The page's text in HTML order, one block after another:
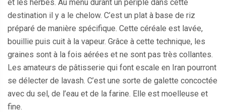
et les herbes. Au menu durant un périple dans cette
destination il y a le chelow. C’est un plat à base de riz
préparé de manière spécifique. Cette céréale est lavée,
bouillie puis cuit à la vapeur. Grâce à cette technique, les
graines sont à la fois aérées et ne sont pas très collantes.
Les amateurs de pâtisserie qui font escale en Iran pourront
se délecter de lavash. C’est une sorte de galette concoctée
avec du sel, de l’eau et de la farine. Elle est moelleuse et
fine.